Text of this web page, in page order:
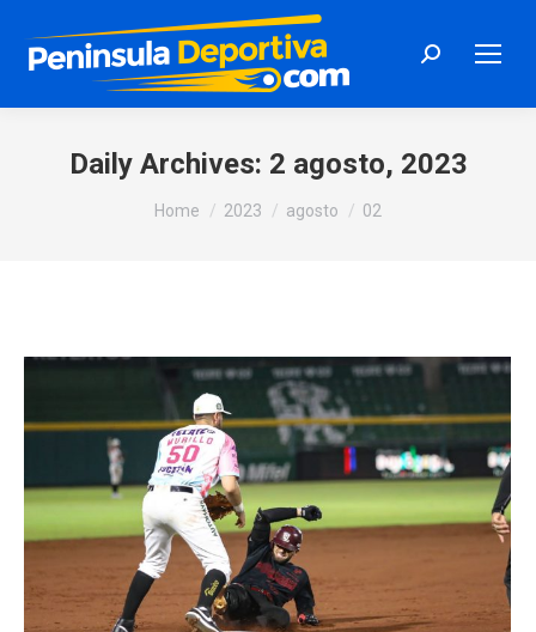
Search:
Daily Archives: 2 agosto, 2023
You are here:
Home 2023 agosto 02